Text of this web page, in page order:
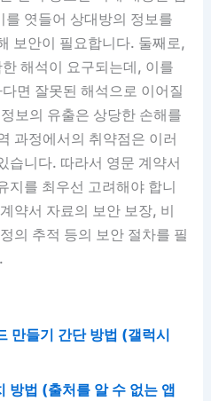
엿들어 상대방의 정보를
보안이 필요합니다. 둘째로,
해석이 요구되는데, 이를
면 잘못된 해석으로 이어질
보의 유출은 상당한 손해를
과정에서의 취약점은 이러
습니다. 따라서 영문 계약서
지를 최우선 고려해야 합니
약서 자료의 보안 보장, 비
의 추적 등의 보안 절차를 필
만들기 간단 방법 (갤럭시
방법 (출처를 알 수 없는 앱